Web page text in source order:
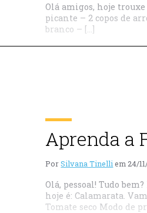
Olá amigos, hoje
picante – 2 copos de
branco – […]
Aprenda a
PorSilvana Tinelli em 24/
Olá, pessoal! Tudo
hoje é: Calamarata.
Tomate seco Modo de